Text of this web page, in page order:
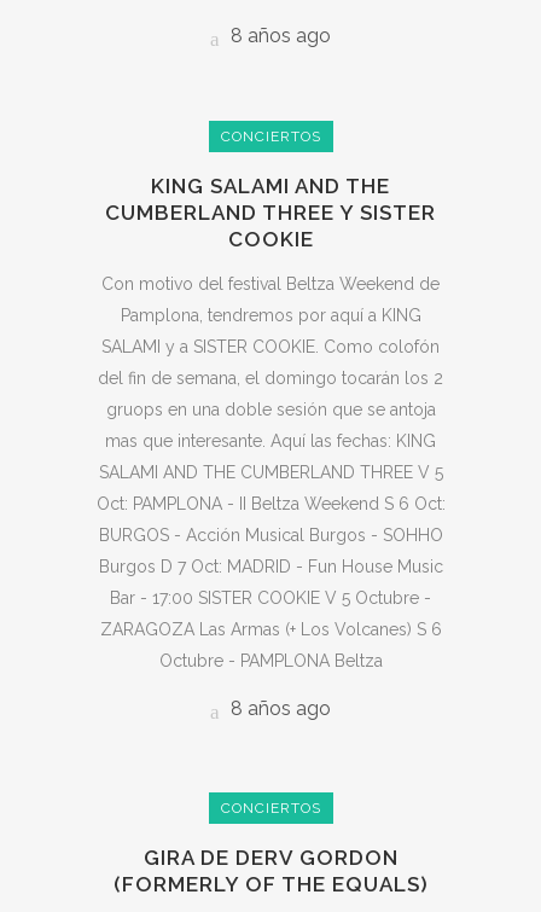
8 años ago
CONCIERTOS
KING SALAMI AND THE
CUMBERLAND THREE Y SISTER
COOKIE
Con motivo del festival Beltza Weekend de
Pamplona, tendremos por aquí a KING
SALAMI y a SISTER COOKIE. Como colofón
del fin de semana, el domingo tocarán los 2
gruops en una doble sesión que se antoja
mas que interesante. Aquí las fechas: KING
SALAMI AND THE CUMBERLAND THREE V 5
Oct: PAMPLONA - II Beltza Weekend S 6 Oct:
BURGOS - Acción Musical Burgos - SOHHO
Burgos D 7 Oct: MADRID - Fun House Music
Bar - 17:00 SISTER COOKIE V 5 Octubre -
ZARAGOZA Las Armas (+ Los Volcanes) S 6
Octubre - PAMPLONA Beltza
8 años ago
CONCIERTOS
GIRA DE DERV GORDON
(FORMERLY OF THE EQUALS)